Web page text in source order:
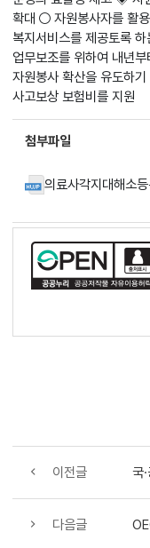
확대 ○ 자원봉사자를 활
복지서비스를 제공토록
업무보조를 위하여 내년
자원봉사 확산을 유도하
사고보상 보험비를 지원
첨부파일
의료사각지대해소
이전글
다음글